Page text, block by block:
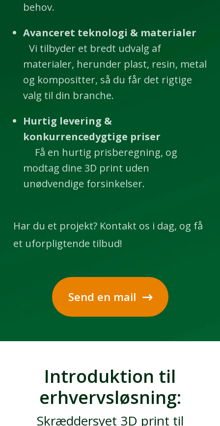
behov.
Avanceret teknologi & materialer
Vi tilbyder et bredt udvalg af
materialer, herunder plast, resin, metal
og kompositter, så du får det rigtige
valg til din branche.
Hurtig levering &
konkurrencedygtige priser
Få en hurtig prisberegning, og
modtag dine 3D print uden
unødvendige forsinkelser.
Har du et projekt? Kontakt os i dag, og få
et uforpligtende tilbud!
Send en mail
Introduktion til
erhvervsløsning:
Skræddersyet 3D print til